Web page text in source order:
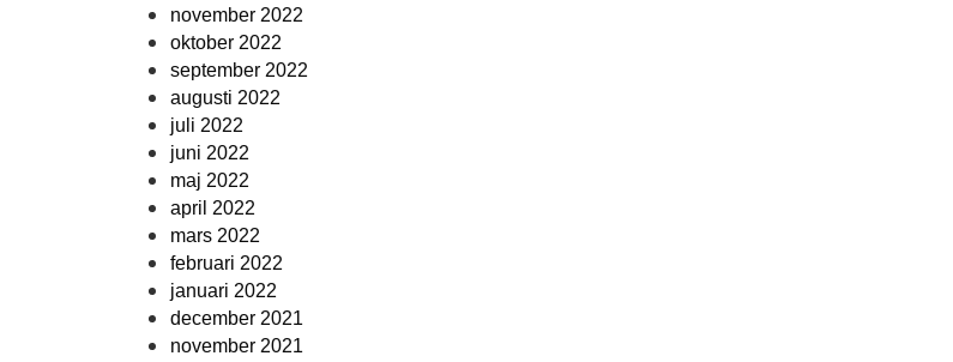
november 2022
oktober 2022
september 2022
augusti 2022
juli 2022
juni 2022
maj 2022
april 2022
mars 2022
februari 2022
januari 2022
december 2021
november 2021